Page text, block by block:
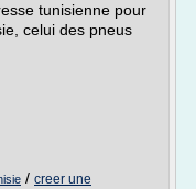
tunisienne pour
celui des pneus
/ creer une